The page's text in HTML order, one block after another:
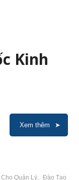
Kinh
Xem thêm
Quản Lý,
Đào Tạo